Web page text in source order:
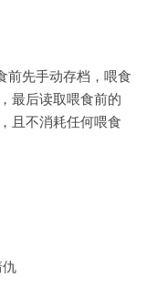
前先手动存档，喂食
最后读取喂食前的
且不消耗任何喂食
仇